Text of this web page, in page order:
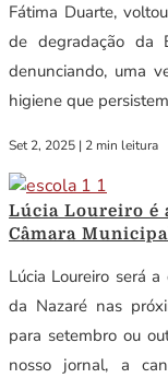
Fátima Duarte,
de degradação da
denunciando, uma
higiene que
Set 2, 2025 | 2 min leitura
Lúcia Loureiro é
Câmara
Lúcia Loureiro será
da Nazaré nas
para setembro ou
nosso jornal, a